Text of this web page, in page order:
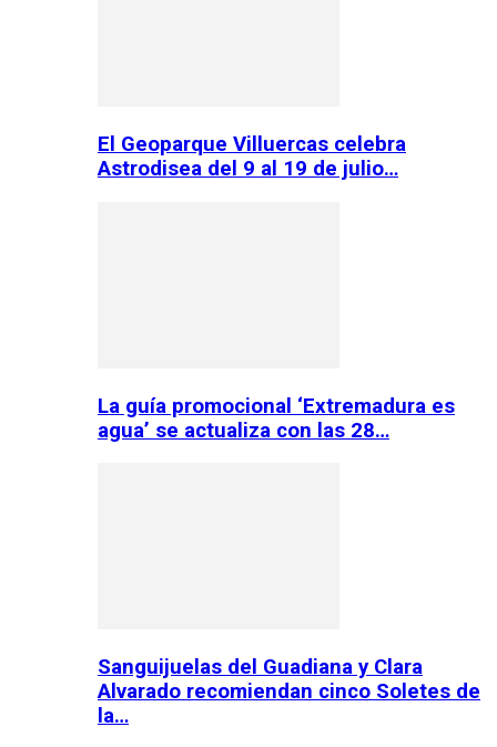
El Geoparque Villuercas celebra
Astrodisea del 9 al 19 de julio…
La guía promocional ‘Extremadura es
agua’ se actualiza con las 28…
Sanguijuelas del Guadiana y Clara
Alvarado recomiendan cinco Soletes de
la…